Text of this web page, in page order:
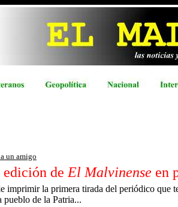
un amigo
de El Malvinense en
imprimir la primera tirada del periódico que
pueblo de la Patria...